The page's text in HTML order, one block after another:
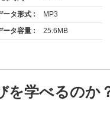
ータ形式 :
MP3
ータ容量 :
25.6MB
を学べるのか